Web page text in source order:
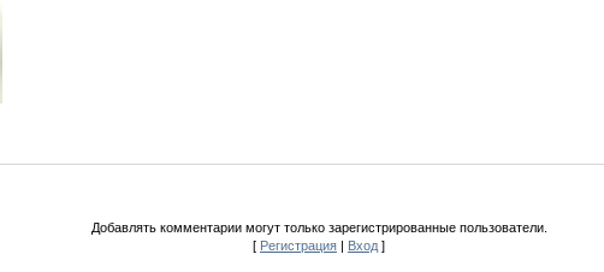
Добавлять комментарии могут только зарегистрированные пользователи.
[ Регистрация | Вход ]